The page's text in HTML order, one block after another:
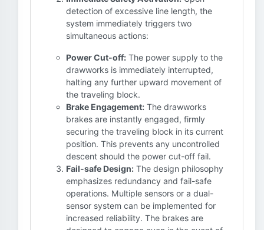
detection of excessive line length, the
system immediately triggers two
simultaneous actions:
Power Cut-off: The power supply to the
drawworks is immediately interrupted,
halting any further upward movement of
the traveling block.
Brake Engagement: The drawworks
brakes are instantly engaged, firmly
securing the traveling block in its current
position. This prevents any uncontrolled
descent should the power cut-off fail.
Fail-safe Design: The design philosophy
emphasizes redundancy and fail-safe
operations. Multiple sensors or a dual-
sensor system can be implemented for
increased reliability. The brakes are